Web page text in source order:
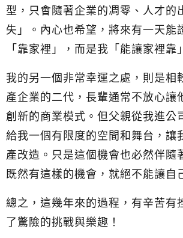
型，只會隨著企業的凋零、人才的
失」。內心也希望，將來有一天能
「靠家裡」，而是我「能讓家裡靠
我的另一個非常幸運之處，則是相
產企業的二代，長輩通常不放心讓
創新的商業模式。 但父親從我進公
給我一個有限度的空間和舞台，讓
產改造。 只是這個機會也必然伴
既然有這樣的機會，就絕不能讓自
總之，這幾年來的過程，有辛苦有
了驚險的挑戰與樂趣！